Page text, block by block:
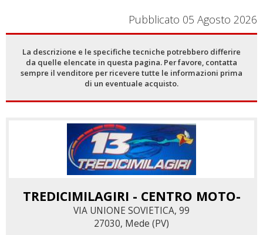
Pubblicato 05 Agosto 2026
La descrizione e le specifiche tecniche potrebbero differire
da quelle elencate in questa pagina. Per favore, contatta
sempre il venditore per ricevere tutte le informazioni prima
di un eventuale acquisto.
TREDICIMILAGIRI - CENTRO MOTO-
VIA UNIONE SOVIETICA, 99
27030, Mede (PV)